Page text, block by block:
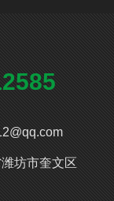
坊市奎文区